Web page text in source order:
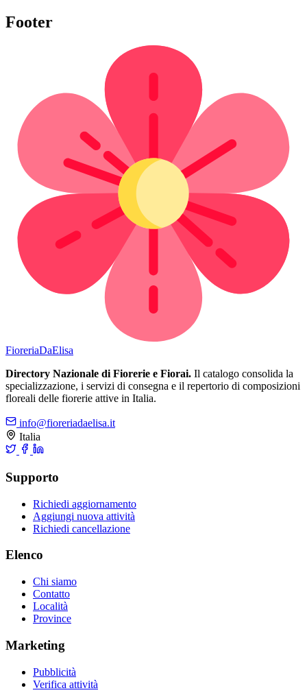
Footer
FioreriaDaElisa
Directory Nazionale di Fiorerie e Fiorai. Il catalogo consolida la
specializzazione, i servizi di consegna e il repertorio di composizioni
floreali delle fiorerie attive in Italia.
info@fioreriadaelisa.it
Italia
Supporto
Richiedi aggiornamento
Aggiungi nuova attività
Richiedi cancellazione
Elenco
Chi siamo
Contatto
Località
Province
Marketing
Pubblicità
Verifica attività